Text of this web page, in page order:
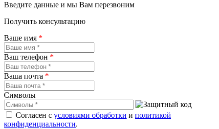
Введите данные и мы Вам перезвоним
Получить консультацию
Ваше имя *
Ваш телефон *
Ваша почта *
Символы
Согласен с условиями обработки и политикой
конфиденциальности.